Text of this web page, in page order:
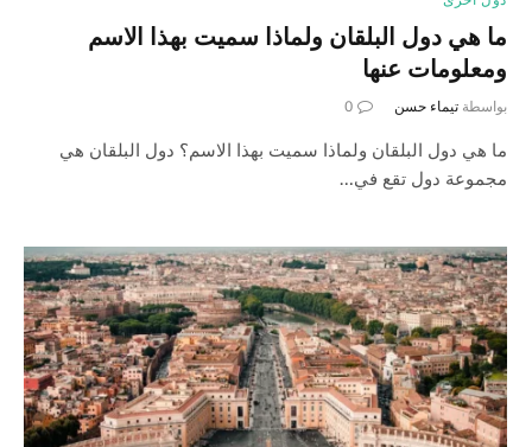
ما هي دول البلقان ولماذا سميت بهذا الاسم
ومعلومات عنها
بواسطة تيماء حسن 0
ما هي دول البلقان ولماذا سميت بهذا الاسم؟ دول البلقان هي
مجموعة دول تقع في…